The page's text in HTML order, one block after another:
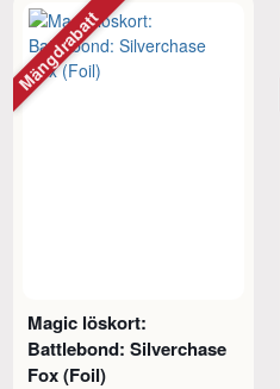
Magic löskort:
Battlebond: Silverchase
Fox (Foil)
Mängdrabatt